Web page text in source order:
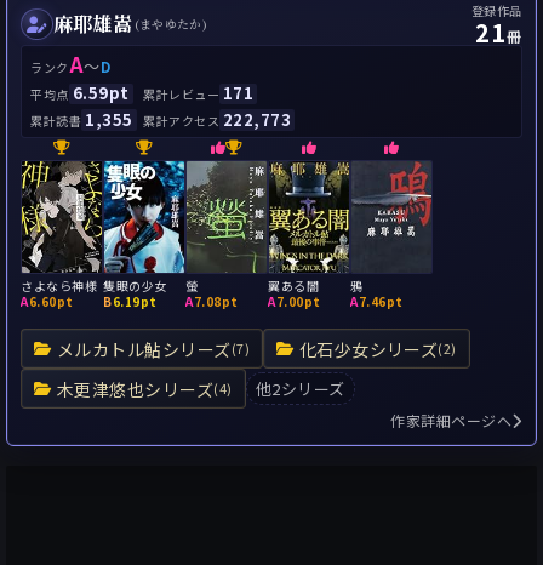
麻耶雄嵩 (まやゆたか)
登録作品
21冊
ランクA～D
平均点 6.59pt 累計レビュー 171
累計読書 1,355 累計アクセス 222,773
メルカトル鮎シリーズ(7) 化石少女シリーズ(2)
木更津悠也シリーズ(4) 他2シリーズ
さよなら神様
A6.60pt
隻眼の少女
B6.19pt
螢
A7.08pt
翼ある闇
A7.00pt
鴉
A7.46pt
作家詳細ページへ